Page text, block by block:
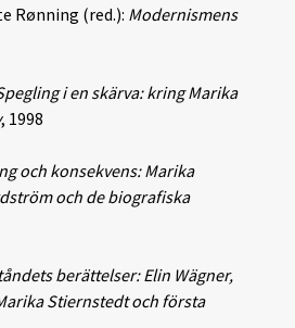
Rønning (red.): Modernismens
i en skärva: kring Marika
, 1998
och konsekvens: Marika
och de biografiska
berättelser: Elin Wägner,
Stiernstedt och första